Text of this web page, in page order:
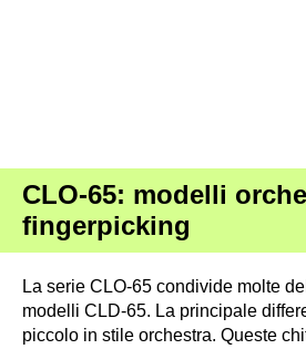
CLO-65: modelli
fingerpicking
La serie CLO-65 condivide molte
modelli CLD-65. La principale
piccolo in stile orchestra. Queste